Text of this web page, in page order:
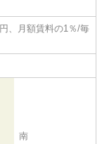
、月額賃料の1％/毎
南